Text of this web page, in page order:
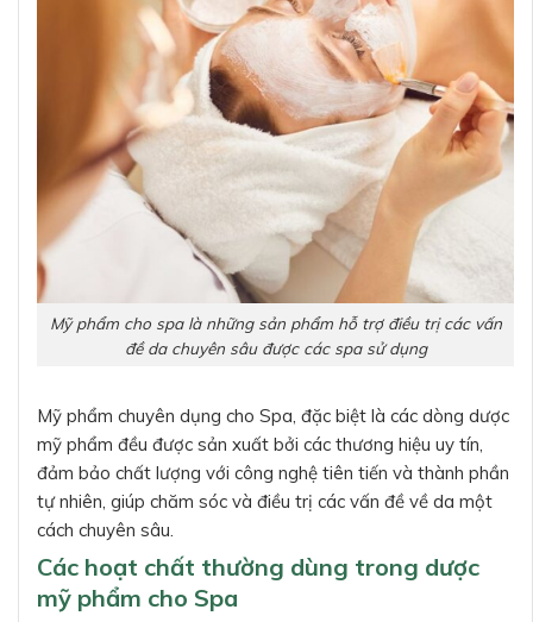
Mỹ phẩm cho spa là những sản phẩm hỗ trợ điều trị các vấn
đề da chuyên sâu được các spa sử dụng
Mỹ phẩm chuyên dụng cho Spa, đặc biệt là các dòng dược
mỹ phẩm đều được sản xuất bởi các thương hiệu uy tín,
đảm bảo chất lượng với công nghệ tiên tiến và thành phần
tự nhiên, giúp chăm sóc và điều trị các vấn đề về da một
cách chuyên sâu.
Các hoạt chất thường dùng trong dược
mỹ phẩm cho Spa